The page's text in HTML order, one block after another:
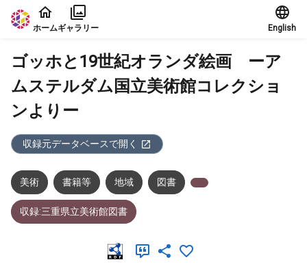
本文に飛ぶ
ホームギャラリー English
ゴッホと19世紀オランダ絵画 ーア
ムステルダム国立美術館コレクショ
ンよりー
収録元データベースで開く
美術 書籍等 地域 図書
収録:三重県立美術館図書